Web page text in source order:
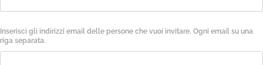
Inserisci gli indirizzi email delle persone che vuoi invitare. Ogni email su una
riga separata.